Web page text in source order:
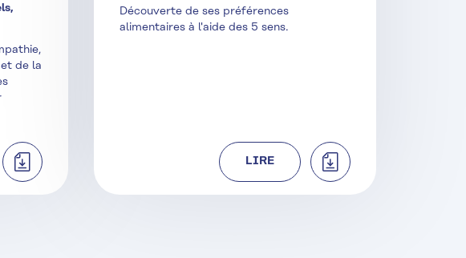
de la
TÉLÉCHARGER
Découverte de ses préférences
alimentaires à l'aide des 5 sens.
LIRE TÉLÉCHARGER